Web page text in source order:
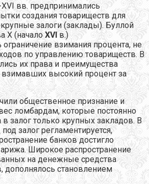
вв. предпринимались
создания товариществ для
залоги (заклады). Буллой
Х (начало XVI в.)
взимания процента, не
по управлению товариществ. В
их права и преимущества
высокий процент за
общественное признание и
ломбардам, которые постоянно
залог только крупных закладов. В
залог регламентируется,
банков достигло
Широкое распространение
на денежные средства
дополнялось становлением